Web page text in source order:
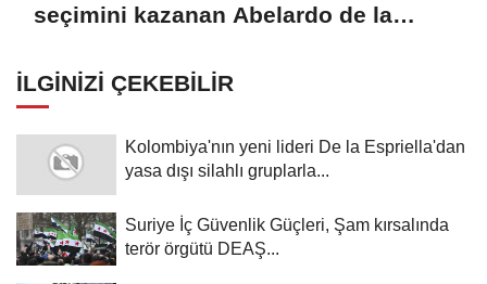
seçimini kazanan Abelardo de la
İLGINIZI ÇEKEBILIR
Kolombiya'nın yeni lideri De la Espriella'dan
yasa dışı silahlı gruplarla...
Suriye İç Güvenlik Güçleri, Şam kırsalında
terör örgütü DEAŞ...